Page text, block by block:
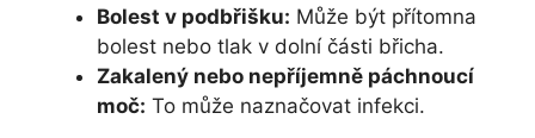
Bolest v podbřišku: Může být přítomna
bolest nebo tlak v dolní části břicha.
Zakalený nebo nepříjemně páchnoucí
moč: To může naznačovat infekci.